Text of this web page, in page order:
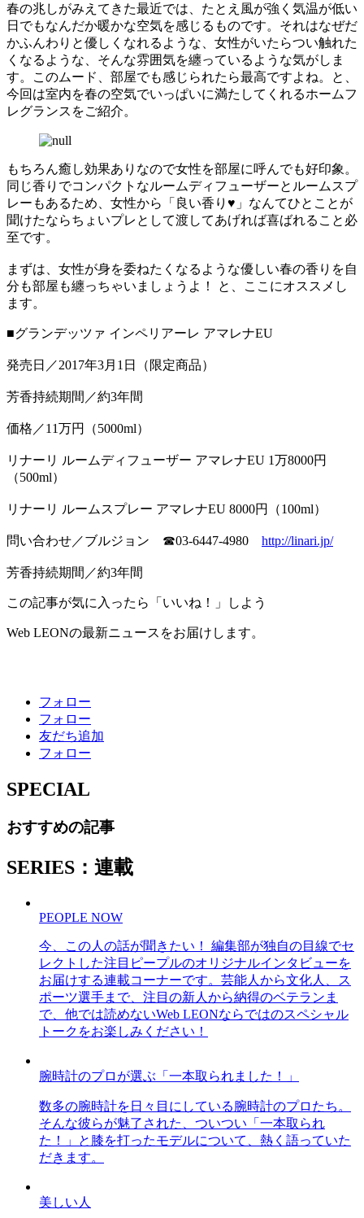
春の兆しがみえてきた最近では、たとえ風が強く気温が低い
日でもなんだか暖かな空気を感じるものです。それはなぜだ
かふんわりと優しくなれるような、女性がいたらつい触れた
くなるような、そんな雰囲気を纏っているような気がしま
す。このムード、部屋でも感じられたら最高ですよね。と、
今回は室内を春の空気でいっぱいに満たしてくれるホームフ
レグランスをご紹介。
もちろん癒し効果ありなので女性を部屋に呼んでも好印象。
同じ香りでコンパクトなルームディフューザーとルームスプ
レーもあるため、女性から「良い香り♥」なんてひとことが
聞けたならちょいプレとして渡してあげれば喜ばれること必
至です。
まずは、女性が身を委ねたくなるような優しい春の香りを自
分も部屋も纏っちゃいましょうよ！ と、ここにオススメし
ます。
■グランデッツァ インペリアーレ アマレナEU
発売日／2017年3月1日（限定商品）
芳香持続期間／約3年間
価格／11万円（5000ml）
リナーリ ルームディフューザー アマレナEU 1万8000円
（500ml）
リナーリ ルームスプレー アマレナEU 8000円（100ml）
問い合わせ／ブルジョン ☎03-6447-4980 http://linari.jp/
芳香持続期間／約3年間
この記事が気に入ったら「いいね！」しよう
Web LEONの最新ニュースをお届けします。
フォロー
フォロー
友だち追加
フォロー
SPECIAL
おすすめの記事
SERIES：連載
PEOPLE NOW
今、この人の話が聞きたい！ 編集部が独自の目線でセ
レクトした注目ピープルのオリジナルインタビューを
お届けする連載コーナーです。芸能人から文化人、ス
ポーツ選手まで、注目の新人から納得のベテランま
で、他では読めないWeb LEONならではのスペシャル
トークをお楽しみください！
腕時計のプロが選ぶ「一本取られました！」
数多の腕時計を日々目にしている腕時計のプロたち。
そんな彼らが魅了された、ついつい「一本取られ
た！」と膝を打ったモデルについて、熱く語っていた
だきます。
美しい人